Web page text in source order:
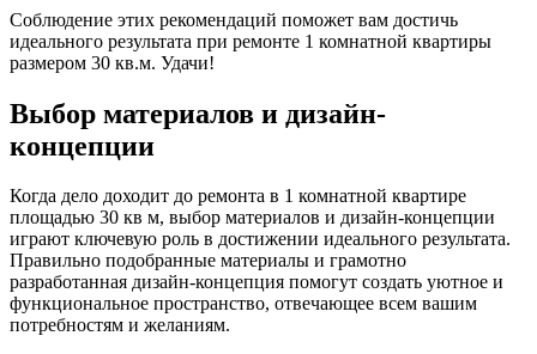
Соблюдение этих рекомендаций поможет вам достичь
идеального результата при ремонте 1 комнатной квартиры
размером 30 кв.м. Удачи!
Выбор материалов и дизайн-
концепции
Когда дело доходит до ремонта в 1 комнатной квартире
площадью 30 кв м, выбор материалов и дизайн-концепции
играют ключевую роль в достижении идеального результата.
Правильно подобранные материалы и грамотно
разработанная дизайн-концепция помогут создать уютное и
функциональное пространство, отвечающее всем вашим
потребностям и желаниям.